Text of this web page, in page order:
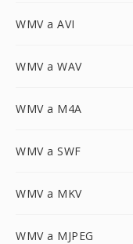
WMV a AVI
WMV a WAV
WMV a M4A
WMV a SWF
WMV a MKV
WMV a MJPEG